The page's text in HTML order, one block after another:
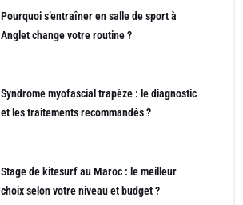
Pourquoi s’entraîner en salle de sport à
Anglet change votre routine ?
Syndrome myofascial trapèze : le diagnostic
et les traitements recommandés ?
Stage de kitesurf au Maroc : le meilleur
choix selon votre niveau et budget ?